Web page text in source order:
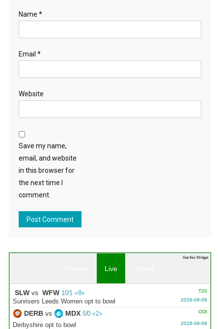
Name *
Email *
Website
Save my name,
email, and website
in this browser for
the next time I
comment.
Live
T20
SLW vs WFW 10∕1 ᚜8᚛
2026-08-09
Sunrisers Leeds Women opt to bowl
ODI
DERB vs MDX 5∕0 ᚜2᚛
2026-08-09
Derbyshire opt to bowl
Get this Widget